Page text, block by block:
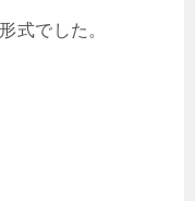
式でした。